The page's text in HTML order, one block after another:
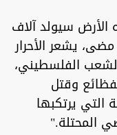
سيولد آلاف
يشعر الأحرار
الفلسطيني،
وقتل
التي يرتكبها
المحتلة."